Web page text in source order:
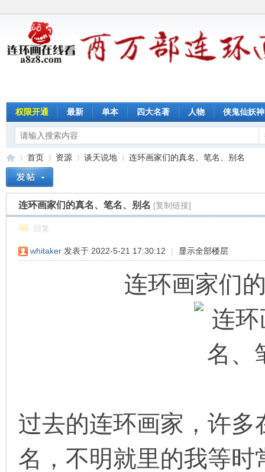
权限开通 最新 单本 四大名著 人物 侠鬼仙妖神
»
首页
›
资源
›
谈天说地
›
连环画家们的真名、笔名、别名
连环画家们的真名、笔名、别名 [复制链接]
回复
whitaker 发表于 2022-5-21 17:30:12 | 显示全部楼层
连环画家们
过去的连环画家，许
名，不明就里的我等